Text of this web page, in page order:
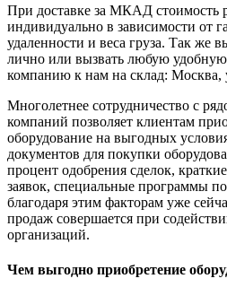
При доставке за МКАД стоимость
индивидуально в зависимости от
удаленности и веса груза. Так же
лично или вызвать любую
компанию к нам на склад: Москва,
Многолетнее сотрудничество с
компаний позволяет клиентам
оборудование на выгодных
документов для покупки
процент одобрения сделок,
заявок, специальные программы
благодаря этим факторам уже
продаж совершается при
организаций.
Чем выгодно приобретение